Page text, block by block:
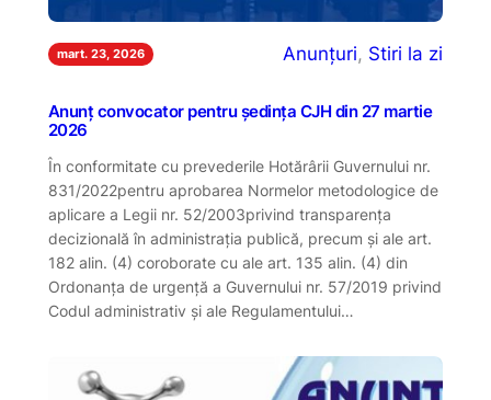
mart. 23, 2026 Anunțuri, Stiri la zi
Anunț convocator pentru ședința CJH din 27 martie
2026
În conformitate cu prevederile Hotărârii Guvernului nr.
831/2022pentru aprobarea Normelor metodologice de
aplicare a Legii nr. 52/2003privind transparenţa
decizională în administraţia publică, precum și ale art.
182 alin. (4) coroborate cu ale art. 135 alin. (4) din
Ordonanța de urgență a Guvernului nr. 57/2019 privind
Codul administrativ și ale Regulamentului…